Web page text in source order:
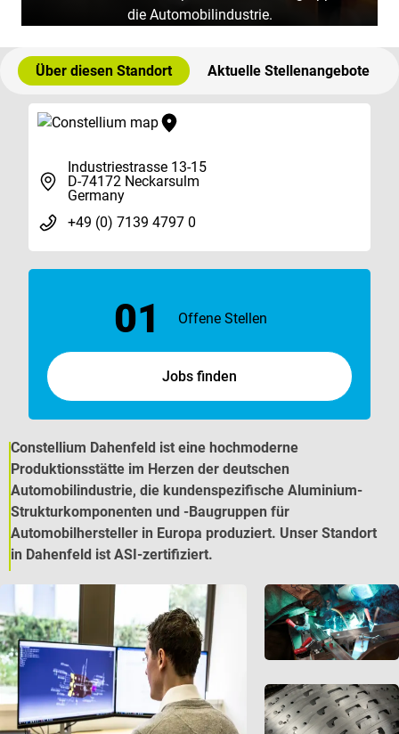
die Automobilindustrie.
Über diesen Standort Aktuelle Stellenangebote
Constellium Dahenfeld ist eine hochmoderne
Produktionsstätte im Herzen der deutschen
Automobilindustrie, die kundenspezifische Aluminium-
Strukturkomponenten und -Baugruppen für
Automobilhersteller in Europa produziert. Unser Standort
in Dahenfeld ist ASI-zertifiziert.
Industriestrasse 13-15
D-74172 Neckarsulm
Germany
+49 (0) 7139 4797 0
01 Offene Stellen
Jobs finden